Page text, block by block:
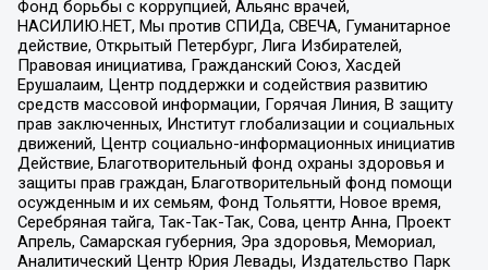
Фонд борьбы с коррупцией, Альянс врачей,
НАСИЛИЮ.НЕТ, Мы против СПИДа, СВЕЧА, Гуманитарное
действие, Открытый Петербург, Лига Избирателей,
Правовая инициатива, Гражданский Союз, Хасдей
Ерушалаим, Центр поддержки и содействия развитию
средств массовой информации, Горячая Линия, В защиту
прав заключенных, Институт глобализации и социальных
движений, Центр социально-информационных инициатив
Действие, Благотворительный фонд охраны здоровья и
защиты прав граждан, Благотворительный фонд помощи
осужденным и их семьям, Фонд Тольятти, Новое время,
Серебряная тайга, Так-Так-Так, Сова, центр Анна, Проект
Апрель, Самарская губерния, Эра здоровья, Мемориал,
Аналитический Центр Юрия Левады, Издательство Парк